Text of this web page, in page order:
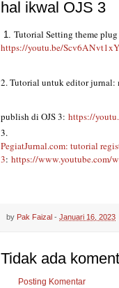
hal ikwal OJS 3
1.
https://youtu.be/Scv6ANvt1xY
2. Tutorial untuk editor jurnal:
publish di OJS 3: https://
3.
PegiatJurnal.com: tutorial
3: https://www.youtube.com/
by Pak Faizal - Januari 16, 2023
Tidak ada
Posting Komentar